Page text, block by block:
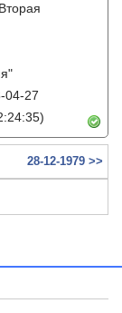
04-27
28-12-1979 >>